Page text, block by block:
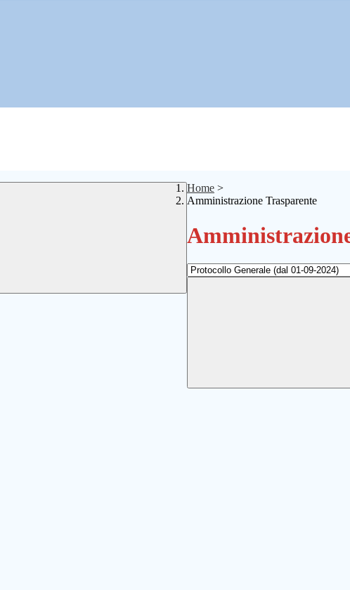
Home >
Amministrazione Trasparente